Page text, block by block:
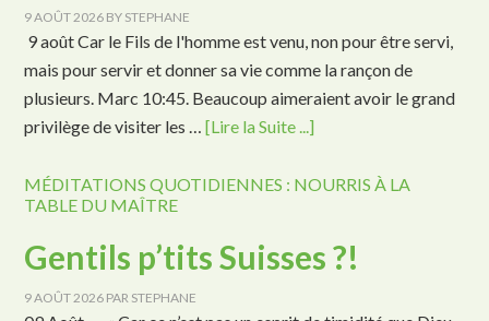
9 AOÛT 2026 BY STEPHANE
9 août Car le Fils de l'homme est venu, non pour être servi,
mais pour servir et donner sa vie comme la rançon de
plusieurs. Marc 10:45. Beaucoup aimeraient avoir le grand
privilège de visiter les …[Lire la Suite ...]
MÉDITATIONS QUOTIDIENNES : NOURRIS À LA
TABLE DU MAÎTRE
Gentils p’tits Suisses ?!
9 AOÛT 2026 PAR STEPHANE